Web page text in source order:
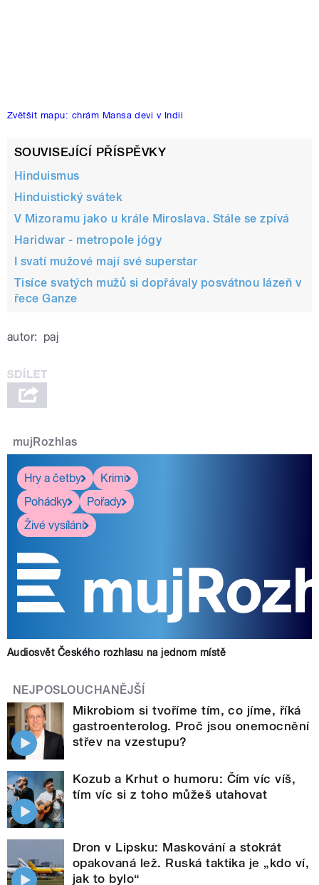
Zvětšit mapu: chrám Mansa devi v Indii
SOUVISEJÍCÍ PŘÍSPĚVKY
Hinduismus
Hinduistický svátek
V Mizoramu jako u krále Miroslava. Stále se zpívá
Haridwar - metropole jógy
I svatí mužové mají své superstar
Tisíce svatých mužů si dopřávaly posvátnou lázeň v
řece Ganze
autor: paj
mujRozhlas
Hry a četby
Krimi
Pohádky
Pořady
Živé vysílání
Audiosvět Českého rozhlasu na jednom místě
NEJPOSLOUCHANĚJŠÍ
Mikrobiom si tvoříme tím, co jíme, říká
gastroenterolog. Proč jsou onemocnění
střev na vzestupu?
Kozub a Krhut o humoru: Čím víc víš,
tím víc si z toho můžeš utahovat
Dron v Lipsku: Maskování a stokrát
opakovaná lež. Ruská taktika je „kdo ví,
jak to bylo“